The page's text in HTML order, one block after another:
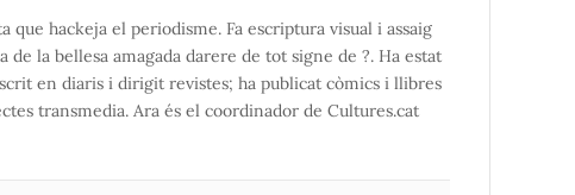
hackeja el periodisme. Fa escriptura visual i assaig
de la bellesa amagada darere de tot signe de ?. Ha estat
en diaris i dirigit revistes; ha publicat còmics i llibres
transmedia. Ara és el coordinador de Cultures.cat